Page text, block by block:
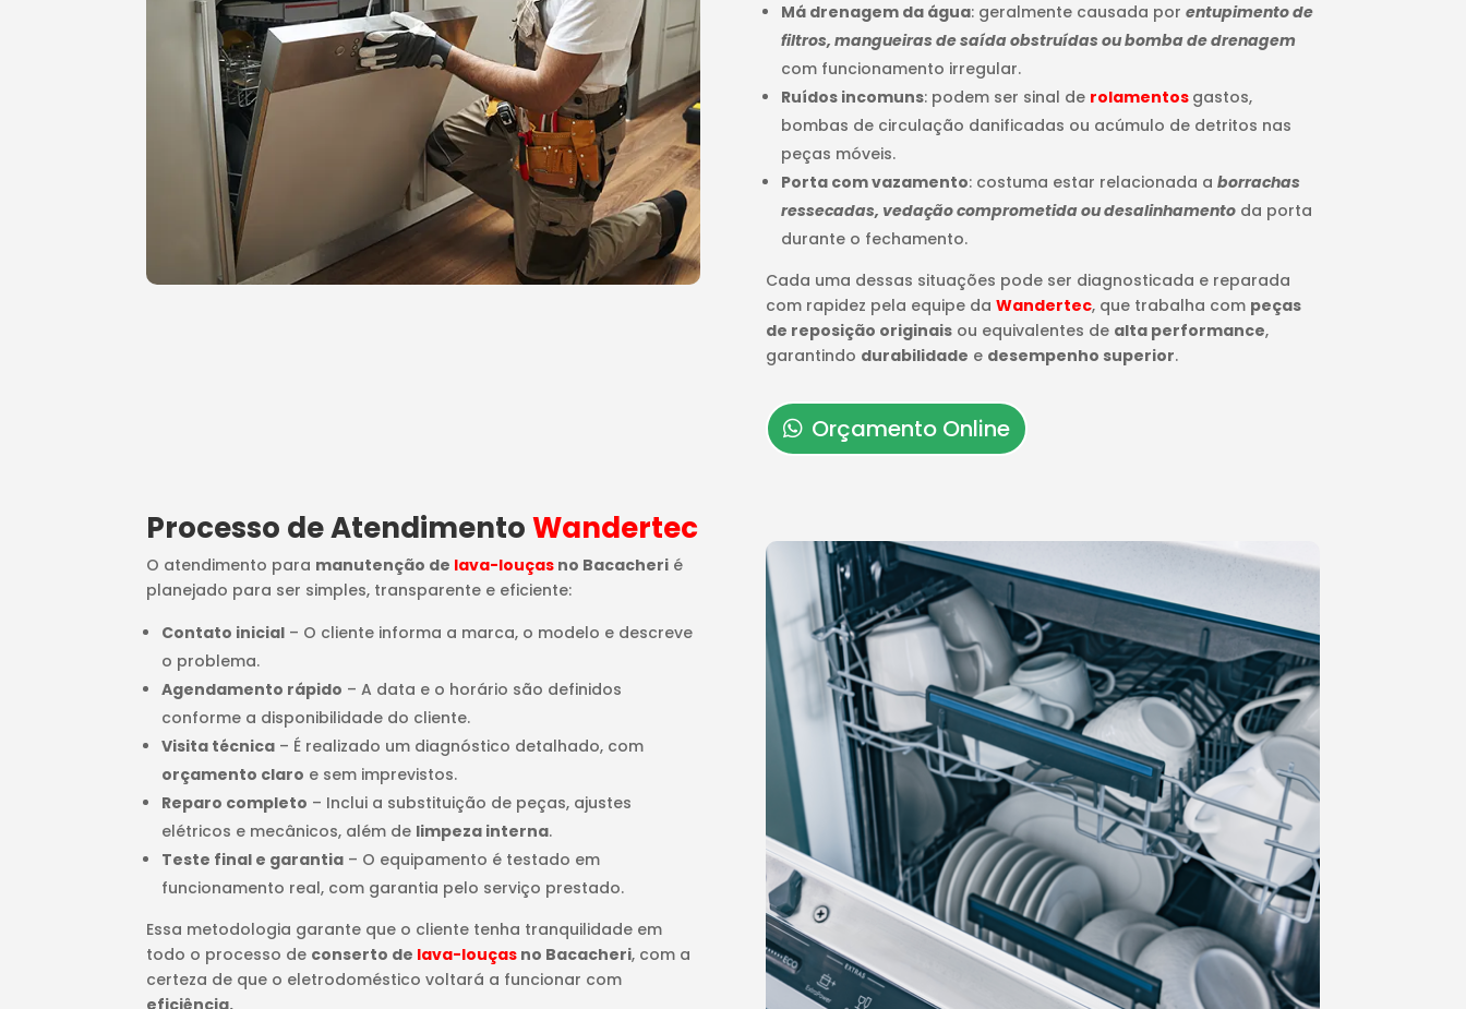
Má drenagem da água: geralmente causada por entupimento de
filtros, mangueiras de saída obstruídas ou bomba de drenagem
com funcionamento irregular.
Ruídos incomuns: podem ser sinal de rolamentos gastos,
bombas de circulação danificadas ou acúmulo de detritos nas
peças móveis.
Porta com vazamento: costuma estar relacionada a borrachas
ressecadas, vedação comprometida ou desalinhamentoda porta
durante o fechamento.
Cada uma dessas situações pode ser diagnosticada e reparada
com rapidez pela equipe da Wandertec, que trabalha com peças
de reposição originaisou equivalentes de alta performance,
garantindo durabilidade e desempenho superior.
Orçamento Online
Processo de AtendimentoWandertec
O atendimento para manutenção de lava-louças no Bacacheri é
planejado para ser simples, transparente e eficiente:
Contato inicial – O cliente informa a marca, o modelo e descreve
o problema.
Agendamento rápido – A data e o horário são definidos
conforme a disponibilidade do cliente.
Visita técnica – É realizado um diagnóstico detalhado, com
orçamento claro e sem imprevistos.
Reparo completo – Inclui a substituição de peças, ajustes
elétricos e mecânicos, além de limpeza interna.
Teste final e garantia – O equipamento é testado em
funcionamento real, com garantia pelo serviço prestado.
Essa metodologia garante que o cliente tenha tranquilidade em
todo o processo de conserto de lava-louças no Bacacheri, com a
certeza de que o eletrodoméstico voltará a funcionar com